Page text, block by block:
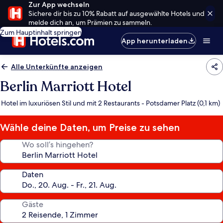
Zur App wechseln
Sichere dir bis zu 10% Rabatt auf ausgewählte Hotels und
melde dich an, um Prämien zu sammeln.
Zum Hauptinhalt springen
App herunterladen
Alle Unterkünfte anzeigen
Berlin Marriott Hotel
Hotel im luxuriösen Stil und mit 2 Restaurants - Potsdamer Platz (0,1 km)
Wähle deine Daten, um Preise zu sehen
Wo soll’s hingehen?
Daten
Gäste